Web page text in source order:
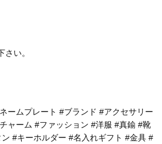
い。
ームプレート #ブランド #アクセサリー
ャーム #ファッション #洋服 #真鍮 #靴
#キーホルダー #名入れギフト #金具 #